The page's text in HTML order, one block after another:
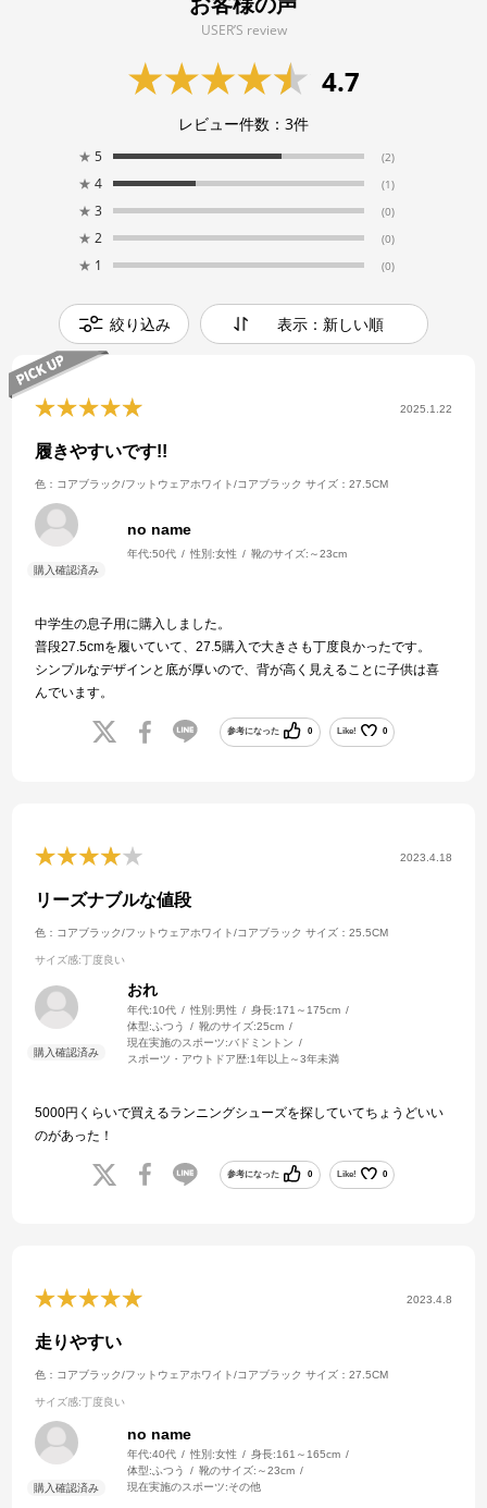
USER’S review
4.7
レビュー件数： 3件
★ 5 (2)
★ 4 (1)
★ 3 (0)
★ 2 (0)
★ 1 (0)
絞り込み 表示：新しい順
2025.1.22
履きやすいです!!
色：コアブラック/フットウェアホワイト/コアブラック サイズ：27.5CM
no name
年代:50代 性別:女性 靴のサイズ: ～23cm
中学生の息子用に購入しました。
普段27.5cmを履いていて、27.5購入で大きさも丁度良かったです。
シンプルなデザインと底が厚いので、背が高く見えることに子供は喜
んでいます。
参考になった 0 Like! 0
2023.4.18
リーズナブルな値段
色：コアブラック/フットウェアホワイト/コアブラック サイズ：25.5CM
サイズ感:丁度良い
おれ
年代:10代 性別:男性 身長:171～175cm
体型: ふつう 靴のサイズ:25cm
現在実施のスポーツ:バドミントン
スポーツ・アウトドア歴:1年以上～3年未満
5000円くらいで買えるランニングシューズを探していてちょうどいい
のがあった！
参考になった 0 Like! 0
2023.4.8
走りやすい
色：コアブラック/フットウェアホワイト/コアブラック サイズ：27.5CM
サイズ感:丁度良い
no name
年代:40代 性別:女性 身長:161～165cm
体型: ふつう 靴のサイズ: ～23cm
現在実施のスポーツ:その他